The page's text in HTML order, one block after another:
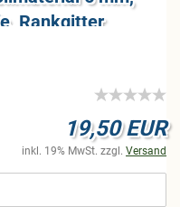
Rank­git­ter
19,50 EUR
inkl. 19% MwSt. zzgl. Versand